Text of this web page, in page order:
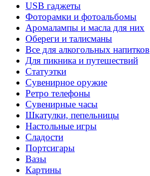
USB гаджеты
Фоторамки и фотоальбомы
Аромалампы и масла для них
Обереги и талисманы
Все для алкогольных напитков
Для пикника и путешествий
Статуэтки
Сувенирное оружие
Ретро телефоны
Сувенирные часы
Шкатулки, пепельницы
Настольные игры
Сладости
Портсигары
Вазы
Картины